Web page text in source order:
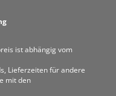
ist abhängig vom
Lieferzeiten für andere
mit den